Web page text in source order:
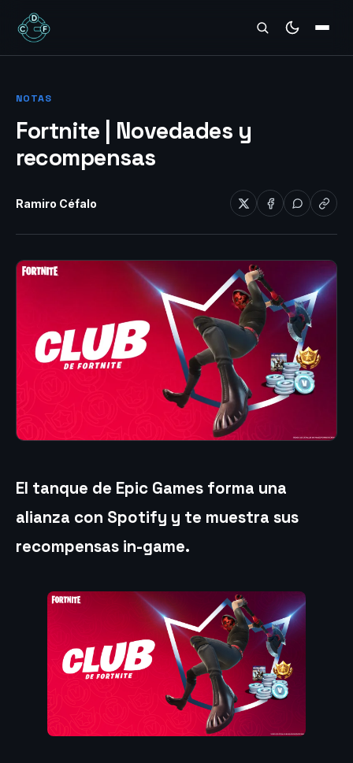
REVIEWS
NOTAS
Fortnite | Novedades y
recompensas
Ramiro Céfalo
El tanque de Epic Games forma una
alianza con Spotify y te muestra sus
recompensas in-game.